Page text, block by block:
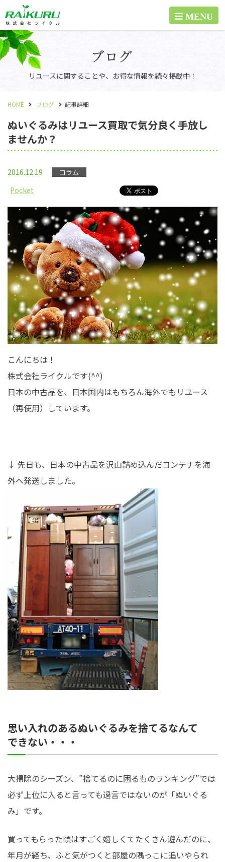
リユースに関することや、お得な情報を続々掲載中！
HOME ブログ 記事詳細
ぬいぐるみはリユース買取で気分良く手放し
ませんか？
2016.12.19 コラム
Pocket
こんにちは！
株式会社ライクルです(^^)
日本の中古品を、日本国内はもちろん海外でもリユース
（再使用）しています。
↓ 先日も、日本の中古品を沢山詰め込んだコンテナを海
外へ発送しました。
思い入れのあるぬいぐるみを捨てるなんて
できない・・・
大掃除のシーズン、”捨てるのに困るものランキング”では
必ず上位に入ると言っても過言ではないのが「ぬいぐる
み」です。
買ってもらった頃はすごく嬉しくてたくさん遊んだのに、
年月が経ち、ふと気がつくと部屋の隅っこに追いやられ